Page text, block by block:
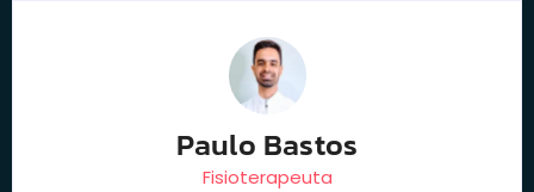
Paulo Bastos
Fisioterapeuta